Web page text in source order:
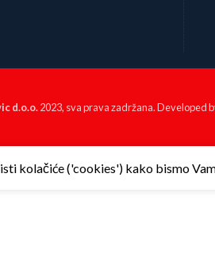
d.o.o.2023, sva prava zadržana. Developed
kolačiće ('cookies') kako bismo